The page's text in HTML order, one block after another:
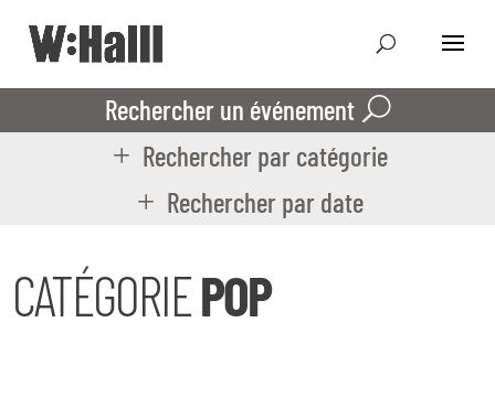
Rechercher un événement
Rechercher par catégorie
Rechercher par date
CATÉGORIEPOP